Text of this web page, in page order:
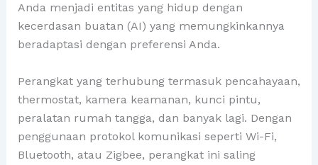
Anda menjadi entitas yang hidup dengan
kecerdasan buatan (AI) yang memungkinkannya
beradaptasi dengan preferensi Anda.
Perangkat yang terhubung termasuk pencahayaan,
thermostat, kamera keamanan, kunci pintu,
peralatan rumah tangga, dan banyak lagi. Dengan
penggunaan protokol komunikasi seperti Wi-Fi,
Bluetooth, atau Zigbee, perangkat ini saling